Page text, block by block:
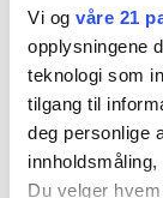
Vi og våre 21
opplysningene
teknologi som
tilgang til
deg personlige
Du velger
Det er uvisst
punktene de